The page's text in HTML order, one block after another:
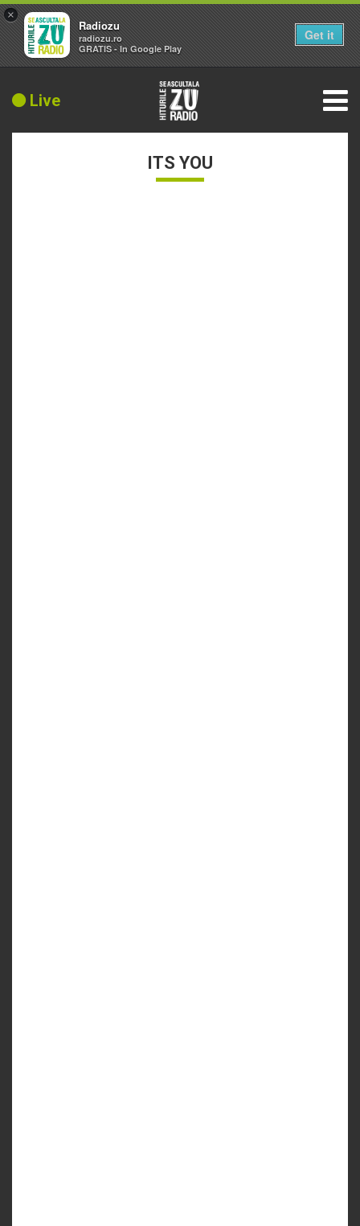
Live
ITS YOU
×
Radiozu
radiozu.ro
GRATIS - In Google Play
Get it